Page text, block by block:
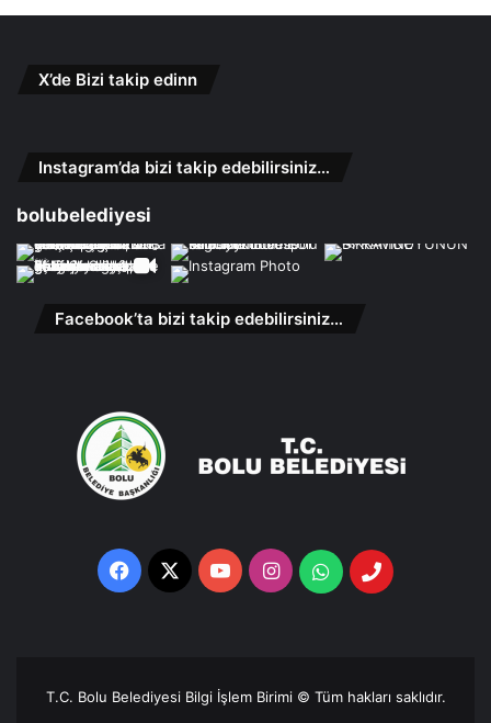
X’de Bizi takip edinn
Instagram’da bizi takip edebilirsiniz…
bolubelediyesi
Facebook’ta bizi takip edebilirsiniz…
Facebook
X YouTubeInstagramWhatsappTelefon
T.C. Bolu Belediyesi Bilgi İşlem Birimi © Tüm hakları saklıdır.